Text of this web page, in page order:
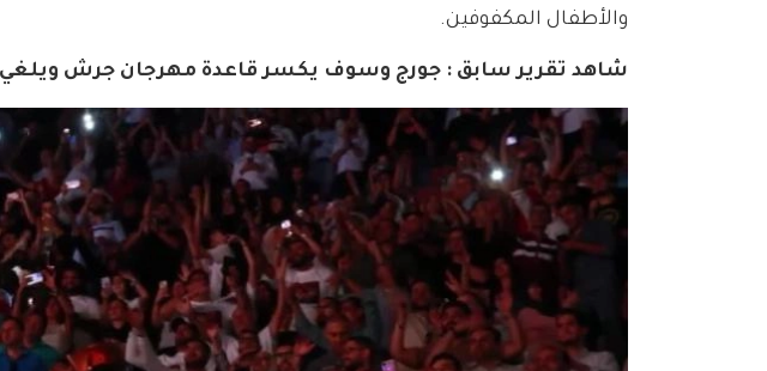
والأطفال المكفوفين.
شاهد تقرير سابق : جورج وسوف يكسر قاعدة مهرجان جرش ويلغي